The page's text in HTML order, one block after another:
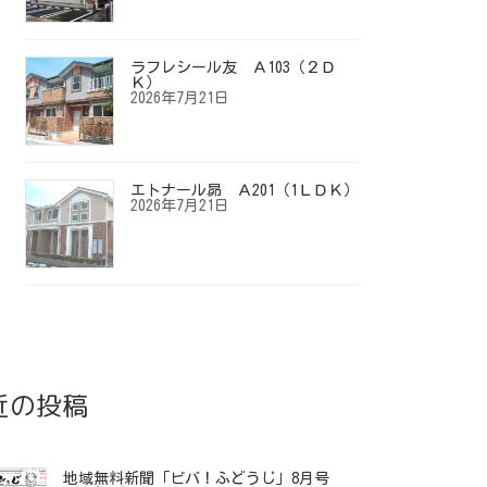
ラフレシール友 Ａ103（２Ｄ
Ｋ）
2026年7月21日
エトナール昴 Ａ201（1ＬＤＫ）
2026年7月21日
の投稿
地域無料新聞「ビバ！ふどうじ」8月号